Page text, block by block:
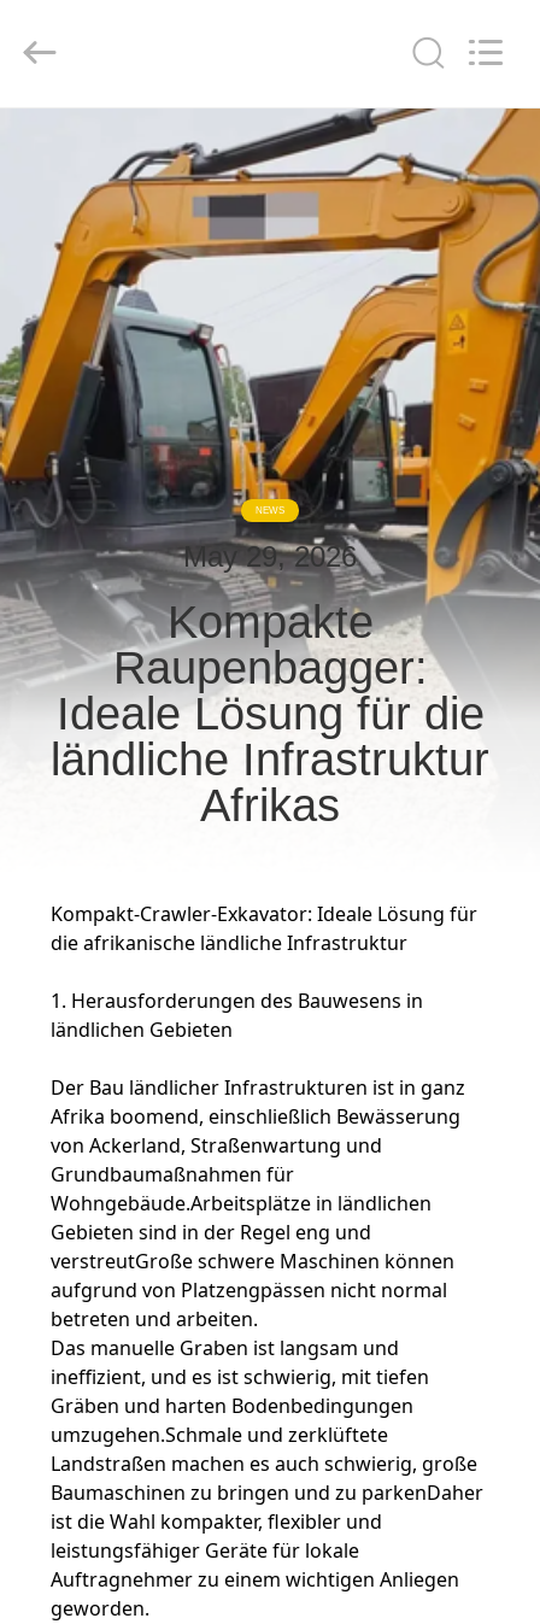
PRODUKTE
ÜBER
UNS
FABRIK-
AUSFLUG
QUALITÄTSKONTROLLE
TRETEN
SIE
MIT
UNS
VERBINDUNG
SIE EIN
ZITAT
SITEMAP
DATENSCHUTZRICHTLINIE
LTD..
NEWS
May 29, 2026
Kompakte
Raupenbagger:
Ideale Lösung für die
ländliche Infrastruktur
Afrikas
Kompakt-Crawler-Exkavator: Ideale Lösung für
die afrikanische ländliche Infrastruktur
1. Herausforderungen des Bauwesens in
ländlichen Gebieten
Der Bau ländlicher Infrastrukturen ist in ganz
Afrika boomend, einschließlich Bewässerung
von Ackerland, Straßenwartung und
Grundbaumaßnahmen für
Wohngebäude.Arbeitsplätze in ländlichen
Gebieten sind in der Regel eng und
verstreutGroße schwere Maschinen können
aufgrund von Platzengpässen nicht normal
betreten und arbeiten.
Das manuelle Graben ist langsam und
ineffizient, und es ist schwierig, mit tiefen
Gräben und harten Bodenbedingungen
umzugehen.Schmale und zerklüftete
Landstraßen machen es auch schwierig, große
Baumaschinen zu bringen und zu parkenDaher
ist die Wahl kompakter, flexibler und
leistungsfähiger Geräte für lokale
Auftragnehmer zu einem wichtigen Anliegen
geworden.